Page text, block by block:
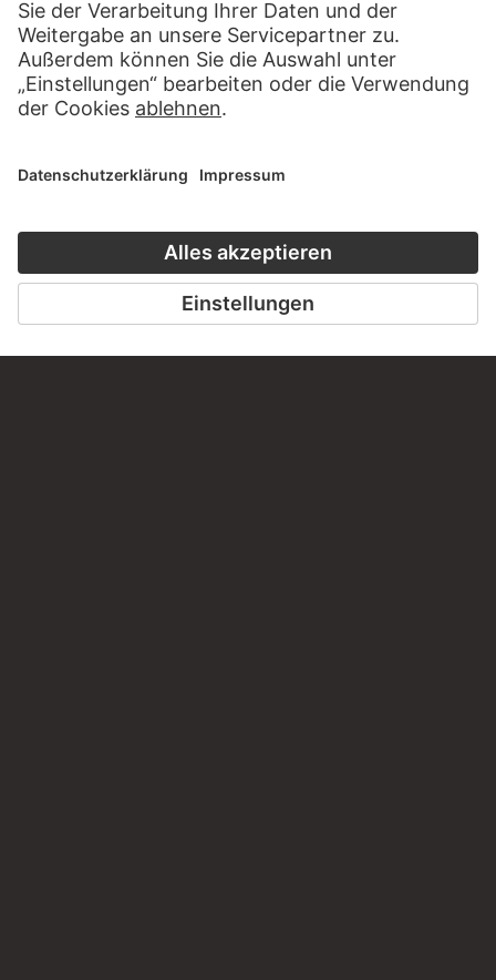
KONTAKT
Haben Sie Anregungen, Fragen oder Informationen zu
diesem Werk?
staedelmuseum.de/go/ds/sg4150ad